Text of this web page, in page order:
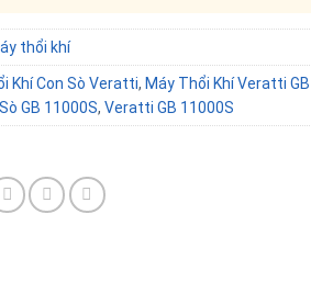
thổi khí
Khí Con Sò Veratti, Máy Thổi Khí Veratti
GB 11000S, Veratti GB 11000S